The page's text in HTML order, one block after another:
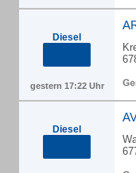
Diesel
gestern 17:22 Uhr
Diesel